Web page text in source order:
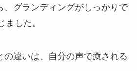
、グランディングがしっかりで
ました。
の違いは、自分の声で癒される